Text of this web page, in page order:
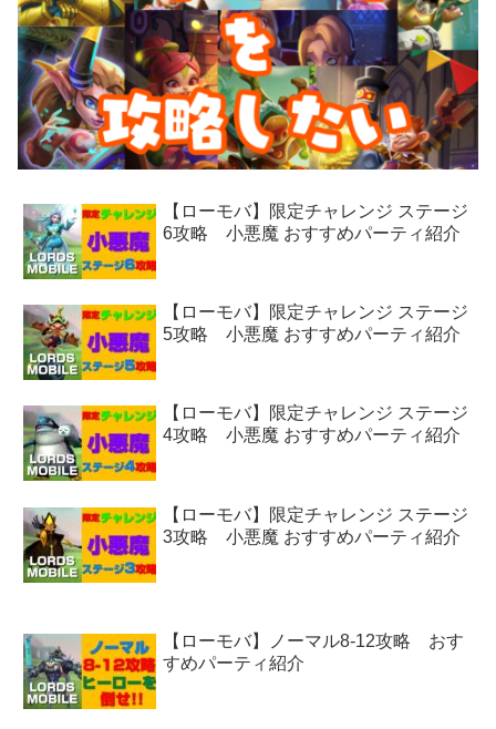
【ローモバ】限定チャレンジ ステージ
6攻略 小悪魔 おすすめパーティ紹介
【ローモバ】限定チャレンジ ステージ
5攻略 小悪魔 おすすめパーティ紹介
【ローモバ】限定チャレンジ ステージ
4攻略 小悪魔 おすすめパーティ紹介
【ローモバ】限定チャレンジ ステージ
3攻略 小悪魔 おすすめパーティ紹介
【ローモバ】ノーマル8-12攻略 おす
すめパーティ紹介